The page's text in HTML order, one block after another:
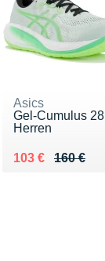
Asics
Gel-Cumulus 28
Herren
160 €
Au lieu de 160 €
103 €
Vendu 103 €